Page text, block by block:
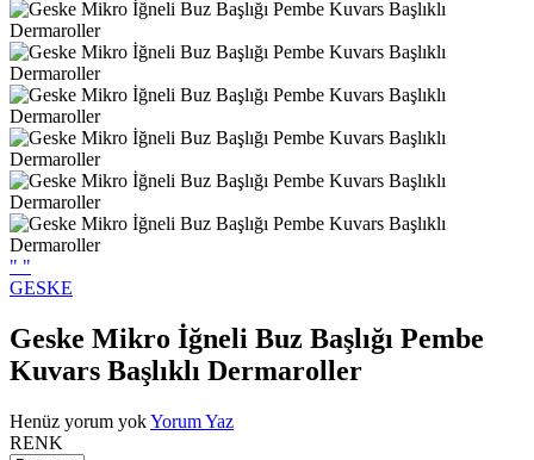
" "
GESKE
Geske Mikro İğneli Buz Başlığı Pembe
Kuvars Başlıklı Dermaroller
Henüz yorum yokYorum Yaz
RENK